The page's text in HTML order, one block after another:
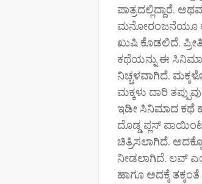
ಪಾತ್ರದಲ್ಲಿದ್ದಾರೆ.
ಮನೋರಂಜನೆಯೂ
ಖುಷಿ ಕೊಡಲಿದೆ.
ಕಥೆಯನ್ನು ಈ
ನಿಚ್ಚಳವಾಗಿದೆ.
ಮಕ್ಕಳು ದಾರಿ
ಇಡೀ ಸಿನಿಮಾದ ಕಥೆ
ದೊಡ್ಡ ಪ್ಲಸ್‌
ಚಿತ್ರಿಸಲಾಗಿದೆ.
ನೀಡಲಾಗಿದೆ. ಲವ್
ಹಾಗೂ ಅದಕ್ಕೆ